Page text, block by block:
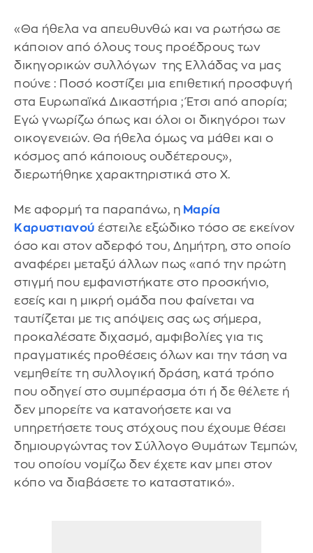
«Θα ήθελα να απευθυνθώ και να ρωτήσω σε
κάποιον από όλους τους προέδρους των
δικηγορικών συλλόγων της Ελλάδας να μας
πούνε : Ποσό κοστίζει μια επιθετική προσφυγή
στα Ευρωπαϊκά Δικαστήρια ; Έτσι από απορία;
Εγώ γνωρίζω όπως και όλοι οι δικηγόροι των
οικογενειών. Θα ήθελα όμως να μάθει και ο
κόσμος από κάποιους ουδέτερους»,
διερωτήθηκε χαρακτηριστικά στο X.
Με αφορμή τα παραπάνω, η Μαρία
Καρυστιανού έστειλε εξώδικο τόσο σε εκείνον
όσο και στον αδερφό του, Δημήτρη, στο οποίο
αναφέρει μεταξύ άλλων πως «από την πρώτη
στιγμή που εμφανιστήκατε στο προσκήνιο,
εσείς και η μικρή ομάδα που φαίνεται να
ταυτίζεται με τις απόψεις σας ως σήμερα,
προκαλέσατε διχασμό, αμφιβολίες για τις
πραγματικές προθέσεις όλων και την τάση να
νεμηθείτε τη συλλογική δράση, κατά τρόπο
που οδηγεί στο συμπέρασμα ότι ή δε θέλετε ή
δεν μπορείτε να κατανοήσετε και να
υπηρετήσετε τους στόχους που έχουμε θέσει
δημιουργώντας τον Σύλλογο Θυμάτων Τεμπών,
του οποίου νομίζω δεν έχετε καν μπει στον
κόπο να διαβάσετε το καταστατικό».